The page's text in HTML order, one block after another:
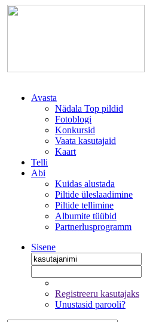
Avasta
Nädala Top pildid
Fotoblogi
Konkursid
Vaata kasutajaid
Kaart
Telli
Abi
Kuidas alustada
Piltide üleslaadimine
Piltide tellimine
Albumite tüübid
Partnerlusprogramm
Sisene
Registreeru kasutajaks
Unustasid parooli?